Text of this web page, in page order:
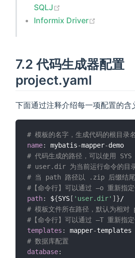
SQLJ
Informix Driver
7.2 代码生成器配置
project.yaml
下面通过注释介绍每一项配置的含
# 模板的名字，生成代码的根目录
name: mybatis-mapper-
# 代码生成的路径，可以使用
# user.dir 为当前运行命令的目
# 当 path 路径以 .zip 后缀结尾
#【命令行】可以通过 —o 重新指
path: ${SYS [ 'user.dir' ] }
# 模板文件所在路径，默认为相
#【命令行】可以通过 —T 重新指
templates : mapper-
# 数据库配置
database: